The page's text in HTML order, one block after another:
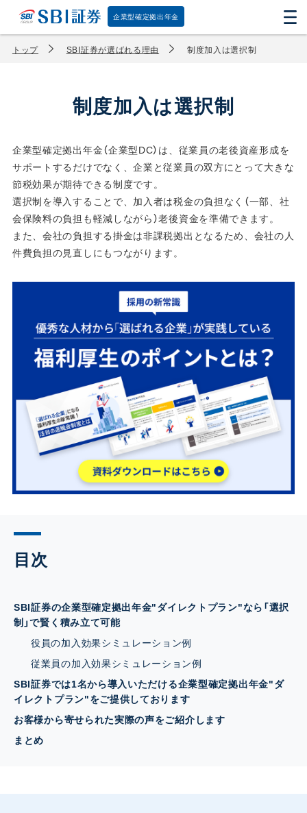
企業型確定拠出年金
トップ SBI証券が選ばれる理由 制度加入は選択制
制度加入は選択制
企業型確定拠出年金（企業型DC）は、従業員の老後資産形成を
サポートするだけでなく、企業と従業員の双方にとって大きな
節税効果が期待できる制度です。
選択制を導入することで、加入者は税金の負担なく（一部、社
会保険料の負担も軽減しながら）老後資金を準備できます。
また、会社の負担する掛金は非課税拠出となるため、会社の人
件費負担の見直しにもつながります。
目次
SBI証券の企業型確定拠出年金"ダイレクトプラン"なら「選択
制」で賢く積み立て可能
役員の加入効果シミュレーション例
従業員の加入効果シミュレーション例
SBI証券では1名から導入いただける企業型確定拠出年金"ダ
イレクトプラン"をご提供しております
お客様から寄せられた実際の声をご紹介します
まとめ